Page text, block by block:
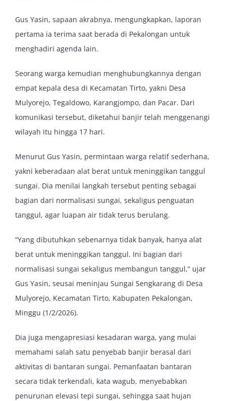
Gus Yasin, sapaan akrabnya, mengungkapkan, laporan
pertama ia terima saat berada di Pekalongan untuk
menghadiri agenda lain.
Seorang warga kemudian menghubungkannya dengan
empat kepala desa di Kecamatan Tirto, yakni Desa
Mulyorejo, Tegaldowo, Karangjompo, dan Pacar. Dari
komunikasi tersebut, diketahui banjir telah menggenangi
wilayah itu hingga 17 hari.
Menurut Gus Yasin, permintaan warga relatif sederhana,
yakni keberadaan alat berat untuk meninggikan tanggul
sungai. Dia menilai langkah tersebut penting sebagai
bagian dari normalisasi sungai, sekaligus penguatan
tanggul, agar luapan air tidak terus berulang.
“Yang dibutuhkan sebenarnya tidak banyak, hanya alat
berat untuk meninggikan tanggul. Ini bagian dari
normalisasi sungai sekaligus membangun tanggul,” ujar
Gus Yasin, seusai meninjau Sungai Sengkarang di Desa
Mulyorejo, Kecamatan Tirto, Kabupaten Pekalongan,
Minggu (1/2/2026).
Dia juga mengapresiasi kesadaran warga, yang mulai
memahami salah satu penyebab banjir berasal dari
aktivitas di bantaran sungai. Pemanfaatan bantaran
secara tidak terkendali, kata wagub, menyebabkan
penurunan elevasi tepi sungai, sehingga saat hujan